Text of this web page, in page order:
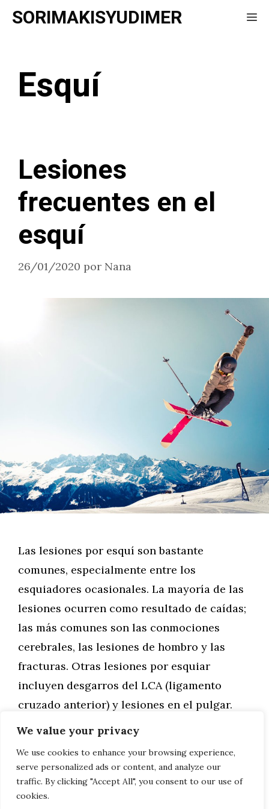
We value your privacy
We use cookies to enhance your browsing experience,
serve personalized ads or content, and analyze our
traffic. By clicking "Accept All", you consent to our use of
cookies.
Saltar
SORIMAKISYUDIMER
Esquí
Lesiones
frecuentes en el
esquí
26/01/2020 por Nana
Las lesiones por esquí son bastante
comunes, especialmente entre los
esquiadores ocasionales. La mayoría de las
lesiones ocurren como resultado de caídas;
las más comunes son las conmociones
cerebrales, las lesiones de hombro y las
fracturas. Otras lesiones por esquiar
incluyen desgarros del LCA (ligamento
cruzado anterior) y lesiones en el pulgar.
Muchas lesiones por …
Leer más